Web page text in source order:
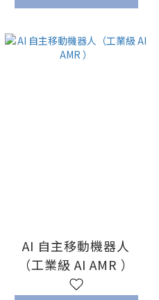
AI 自主移動機器人
（工業級 AI AMR ）